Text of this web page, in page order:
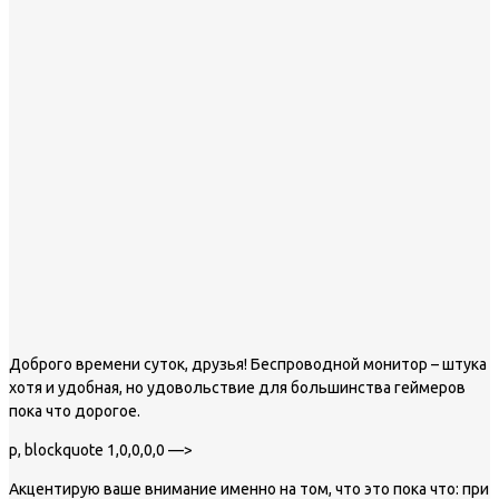
Доброго времени суток, друзья! Беспроводной монитор – штука
хотя и удобная, но удовольствие для большинства геймеров
пока что дорогое.
p, blockquote 1,0,0,0,0 —>
Акцентирую ваше внимание именно на том, что это пока что: при